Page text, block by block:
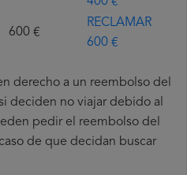
€
RECLAMAR
600 €
derecho a un reembolso del
deciden no viajar debido al
pedir el reembolso del
de que decidan buscar